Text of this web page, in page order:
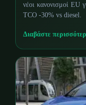
νέοι κανονισμοί EU
TCO -30% vs diesel.
Διαβάστε